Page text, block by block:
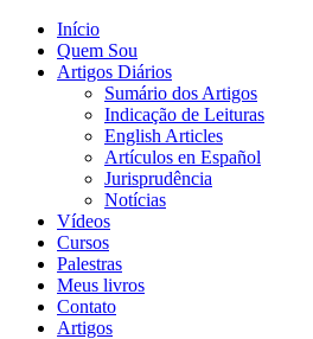
Início
Quem Sou
Artigos Diários
Sumário dos Artigos
Indicação de Leituras
English Articles
Artículos en Español
Jurisprudência
Notícias
Vídeos
Cursos
Palestras
Meus livros
Contato
Artigos